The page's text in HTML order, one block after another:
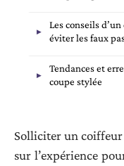
Les conseils
éviter les faux
Tendances et
coupe stylée
Solliciter un coiffeur
sur l’expérience